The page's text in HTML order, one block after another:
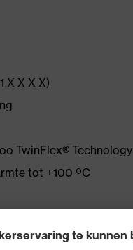
X X X X)
TwinFlex® Technology
tot +100 ºC
van:auto-industrie